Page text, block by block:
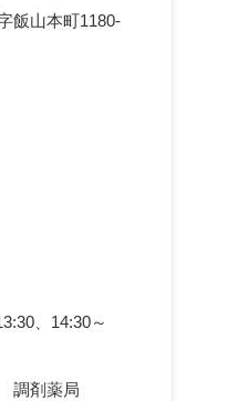
飯山本町1180-
、14:30～
調剤薬局